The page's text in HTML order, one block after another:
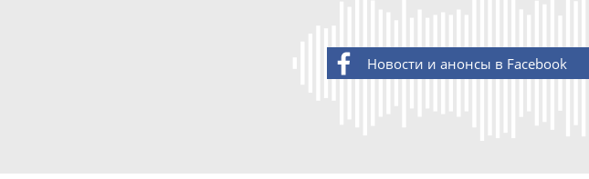
Новости и анонсы в Facebook